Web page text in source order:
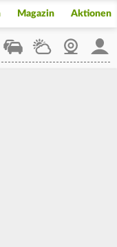
Magazin Aktionen
StaupilotWetterWebcam